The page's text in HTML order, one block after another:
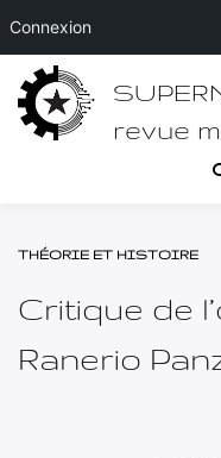
Passer
contenu
revue
THÉORIE ET HISTOIRE
Critique de
Ranerio
Connexion